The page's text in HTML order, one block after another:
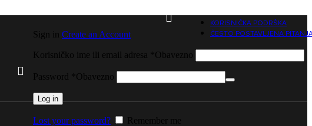
KORISNIČKA PODRŠKA
ČESTO POSTAVLJENA
Sign in Create an Account
Korisničko ime ili email adresa Obavezno
Password Obavezno
Log in
Lost your password? Remember me